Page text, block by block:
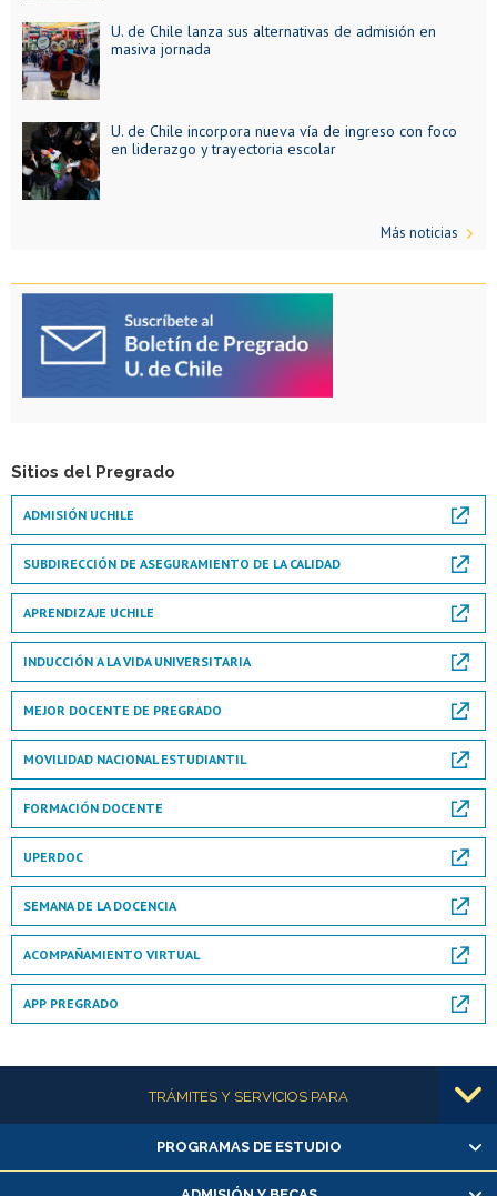
U. de Chile lanza sus alternativas de admisión en
masiva jornada
U. de Chile incorpora nueva vía de ingreso con foco
en liderazgo y trayectoria escolar
Más noticias
Sitios del Pregrado
ADMISIÓN UCHILE
SUBDIRECCIÓN DE ASEGURAMIENTO DE LA CALIDAD
APRENDIZAJE UCHILE
INDUCCIÓN A LA VIDA UNIVERSITARIA
MEJOR DOCENTE DE PREGRADO
MOVILIDAD NACIONAL ESTUDIANTIL
FORMACIÓN DOCENTE
UPERDOC
SEMANA DE LA DOCENCIA
ACOMPAÑAMIENTO VIRTUAL
APP PREGRADO
Más informaciónTRÁMITES Y SERVICIOS PARA
Alumnas/os y exalumnas/os
Matrícula en línea
PROGRAMAS DE ESTUDIO